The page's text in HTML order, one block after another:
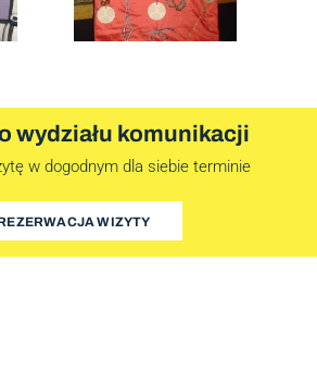
wydziału komunikacji
w dogodnym dla siebie terminie
WIZYTY